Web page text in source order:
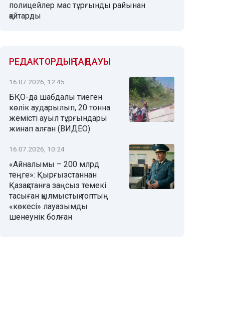
полицейлер мас тұрғынды райынан
қайтарды
РЕДАКТОРДЫҢ ТАҢДАУЫ
16.07.2026, 12:45
БҚО-да шабдалы тиеген
көлік аударылып, 20 тонна
жемісті ауыл тұрғындары
жинап алған (ВИДЕО)
16.07.2026, 10:24
«Айналымы – 200 млрд
теңге»: Қырғызстаннан
Қазақстанға заңсыз темекі
тасыған қылмыстық топтың
«көкесі» лауазымды
шенеунік болған